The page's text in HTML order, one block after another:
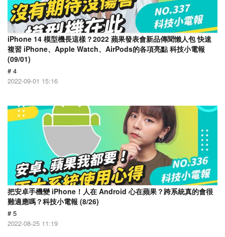
iPhone 14 模型機長這樣？2022 蘋果發表會新品傳聞懶人包 快速
複習 iPhone、Apple Watch、AirPods的各項亮點 科技小電報
(09/01)
# 4
2022-09-01 15:16
把安卓手機變 iPhone！人在 Android 心在蘋果？跨系統真的會很
難適應嗎？科技小電報 (8/26)
# 5
2022-08-25 11:19